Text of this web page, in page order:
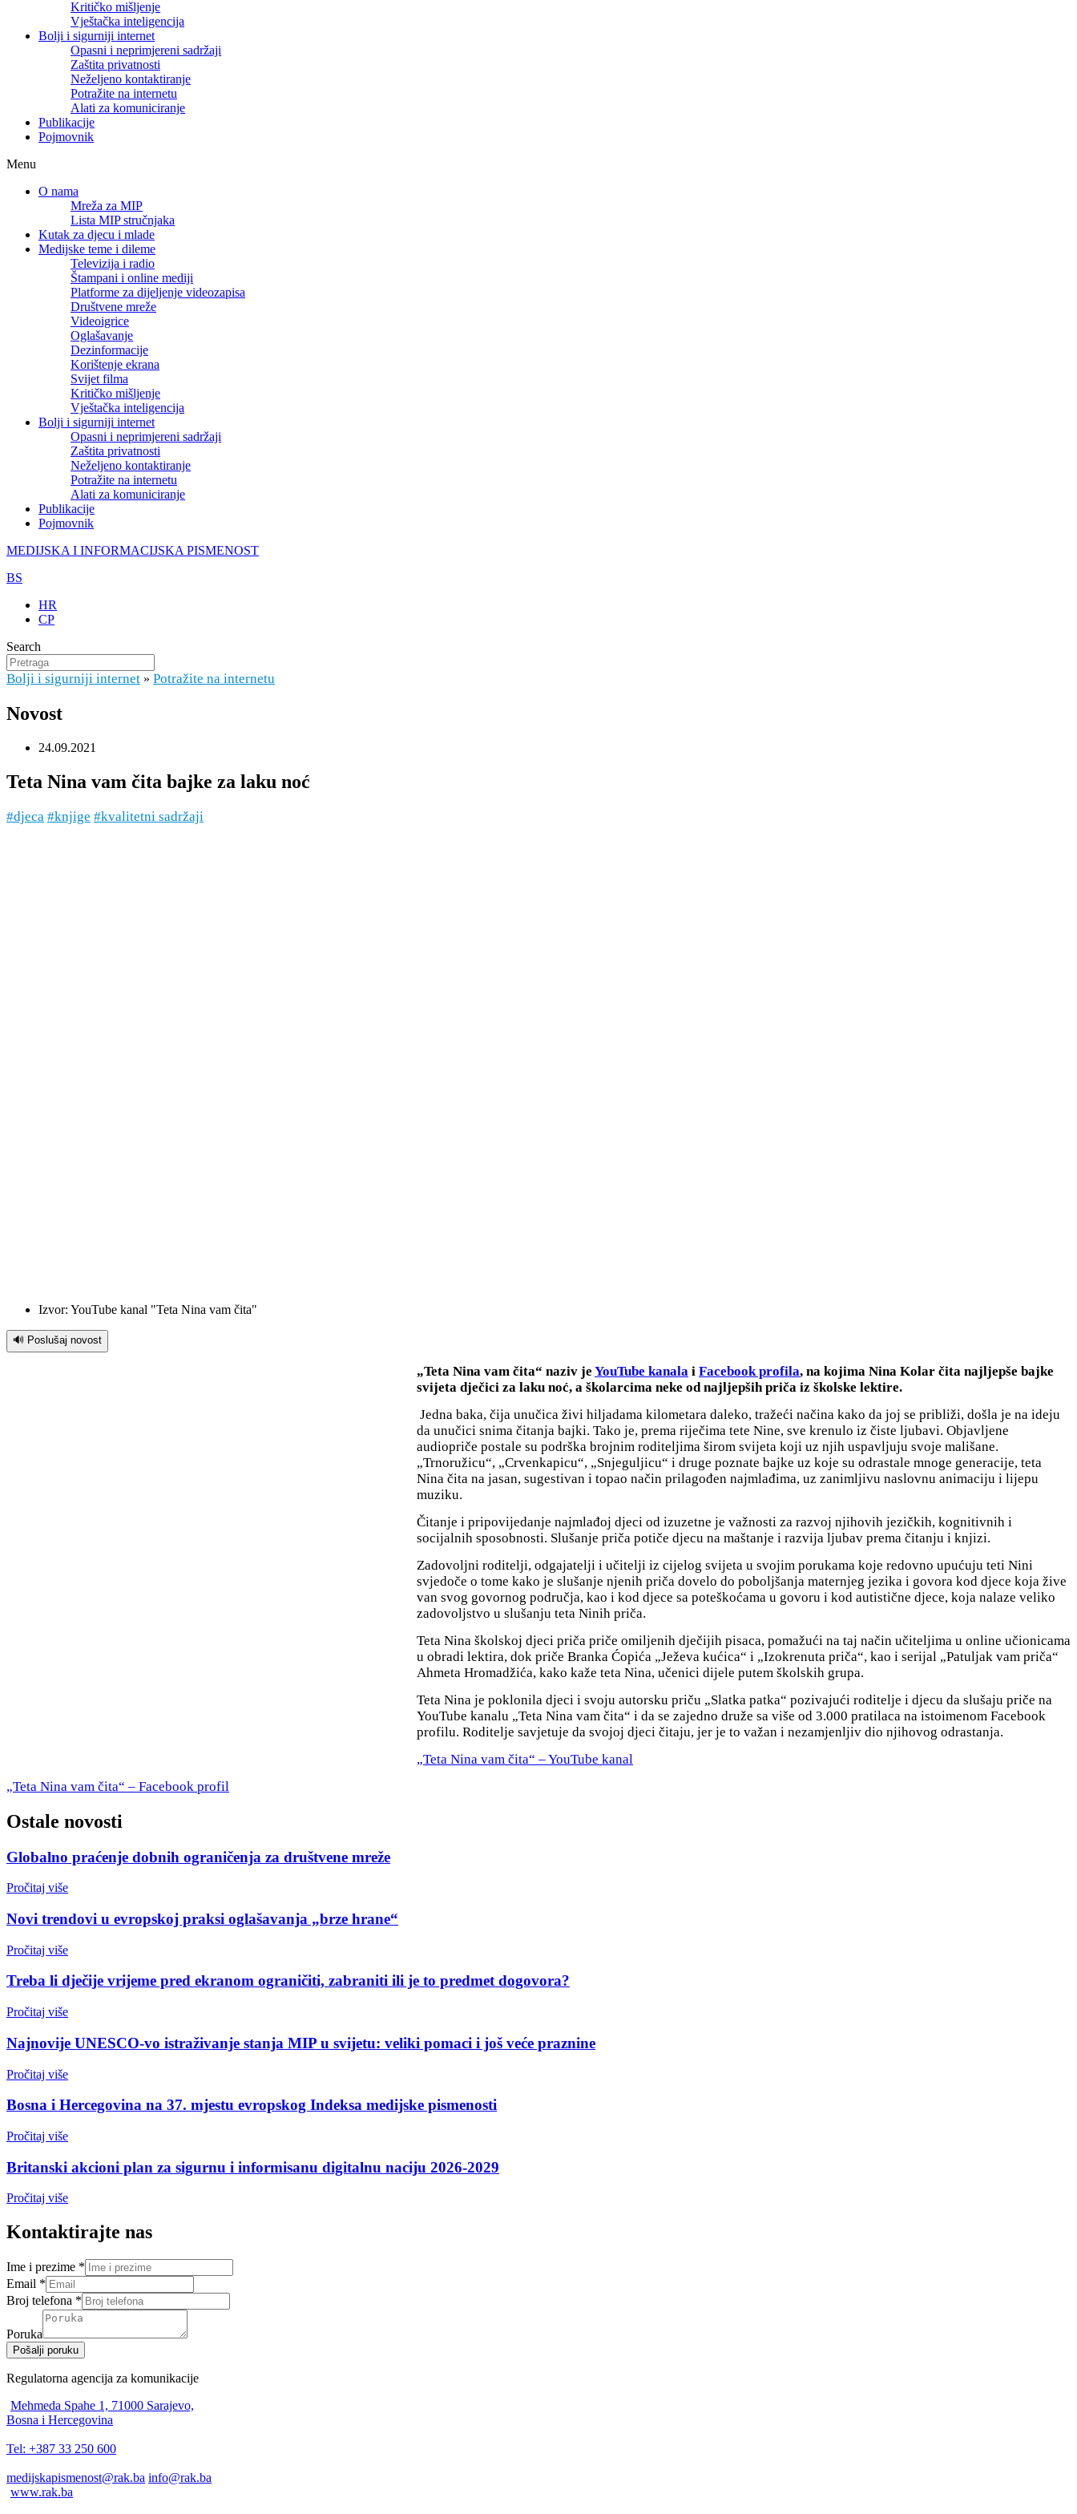
Kritičko mišljenje
Vještačka inteligencija
Bolji i sigurniji internet
Opasni i neprimjereni sadržaji
Zaštita privatnosti
Neželjeno kontaktiranje
Potražite na internetu
Alati za komuniciranje
Publikacije
Pojmovnik
Menu
O nama
Mreža za MIP
Lista MIP stručnjaka
Kutak za djecu i mlade
Medijske teme i dileme
Televizija i radio
Štampani i online mediji
Platforme za dijeljenje videozapisa
Društvene mreže
Videoigrice
Oglašavanje
Dezinformacije
Korištenje ekrana
Svijet filma
Kritičko mišljenje
Vještačka inteligencija
Bolji i sigurniji internet
Opasni i neprimjereni sadržaji
Zaštita privatnosti
Neželjeno kontaktiranje
Potražite na internetu
Alati za komuniciranje
Publikacije
Pojmovnik
MEDIJSKA I INFORMACIJSKA PISMENOST
BS
HR
CP
Search
Bolji i sigurniji internet » Potražite na internetu
Novost
24.09.2021
Teta Nina vam čita bajke za laku noć
#djeca #knjige #kvalitetni sadržaji
Izvor: YouTube kanal "Teta Nina vam čita"
🔊 Poslušaj novost
„Teta Nina vam čita“ naziv je YouTube kanala i Facebook profila, na kojima Nina Kolar čita najljepše bajke
svijeta dječici za laku noć, a školarcima neke od najljepših priča iz školske lektire.
Jedna baka, čija unučica živi hiljadama kilometara daleko, tražeći načina kako da joj se približi, došla je na ideju
da unučici snima čitanja bajki. Tako je, prema riječima tete Nine, sve krenulo iz čiste ljubavi. Objavljene
audiopriče postale su podrška brojnim roditeljima širom svijeta koji uz njih uspavljuju svoje mališane.
„Trnoružicu“, „Crvenkapicu“, „Snjeguljicu“ i druge poznate bajke uz koje su odrastale mnoge generacije, teta
Nina čita na jasan, sugestivan i topao način prilagođen najmlađima, uz zanimljivu naslovnu animaciju i lijepu
muziku.
Čitanje i pripovijedanje najmlađoj djeci od izuzetne je važnosti za razvoj njihovih jezičkih, kognitivnih i
socijalnih sposobnosti. Slušanje priča potiče djecu na maštanje i razvija ljubav prema čitanju i knjizi.
Zadovoljni roditelji, odgajatelji i učitelji iz cijelog svijeta u svojim porukama koje redovno upućuju teti Nini
svjedoče o tome kako je slušanje njenih priča dovelo do poboljšanja maternjeg jezika i govora kod djece koja žive
van svog govornog područja, kao i kod djece sa poteškoćama u govoru i kod autistične djece, koja nalaze veliko
zadovoljstvo u slušanju teta Ninih priča.
Teta Nina školskoj djeci priča priče omiljenih dječijih pisaca, pomažući na taj način učiteljima u online učionicama
u obradi lektira, dok priče Branka Ćopića „Ježeva kućica“ i „Izokrenuta priča“, kao i serijal „Patuljak vam priča“
Ahmeta Hromadžića, kako kaže teta Nina, učenici dijele putem školskih grupa.
Teta Nina je poklonila djeci i svoju autorsku priču „Slatka patka“ pozivajući roditelje i djecu da slušaju priče na
YouTube kanalu „Teta Nina vam čita“ i da se zajedno druže sa više od 3.000 pratilaca na istoimenom Facebook
profilu. Roditelje savjetuje da svojoj djeci čitaju, jer je to važan i nezamjenljiv dio njihovog odrastanja.
„Teta Nina vam čita“ – YouTube kanal
„Teta Nina vam čita“ – Facebook profil
Ostale novosti
Globalno praćenje dobnih ograničenja za društvene mreže
Pročitaj više
Novi trendovi u evropskoj praksi oglašavanja „brze hrane“
Pročitaj više
Treba li dječije vrijeme pred ekranom ograničiti, zabraniti ili je to predmet dogovora?
Pročitaj više
Najnovije UNESCO-vo istraživanje stanja MIP u svijetu: veliki pomaci i još veće praznine
Pročitaj više
Bosna i Hercegovina na 37. mjestu evropskog Indeksa medijske pismenosti
Pročitaj više
Britanski akcioni plan za sigurnu i informisanu digitalnu naciju 2026-2029
Pročitaj više
Kontaktirajte nas
Ime i prezime *
Email *
Broj telefona *
Poruka
Pošalji poruku
Regulatorna agencija za komunikacije
Mehmeda Spahe 1, 71000 Sarajevo,
Bosna i Hercegovina
Tel: +387 33 250 600
medijskapismenost@rak.ba info@rak.ba
www.rak.ba